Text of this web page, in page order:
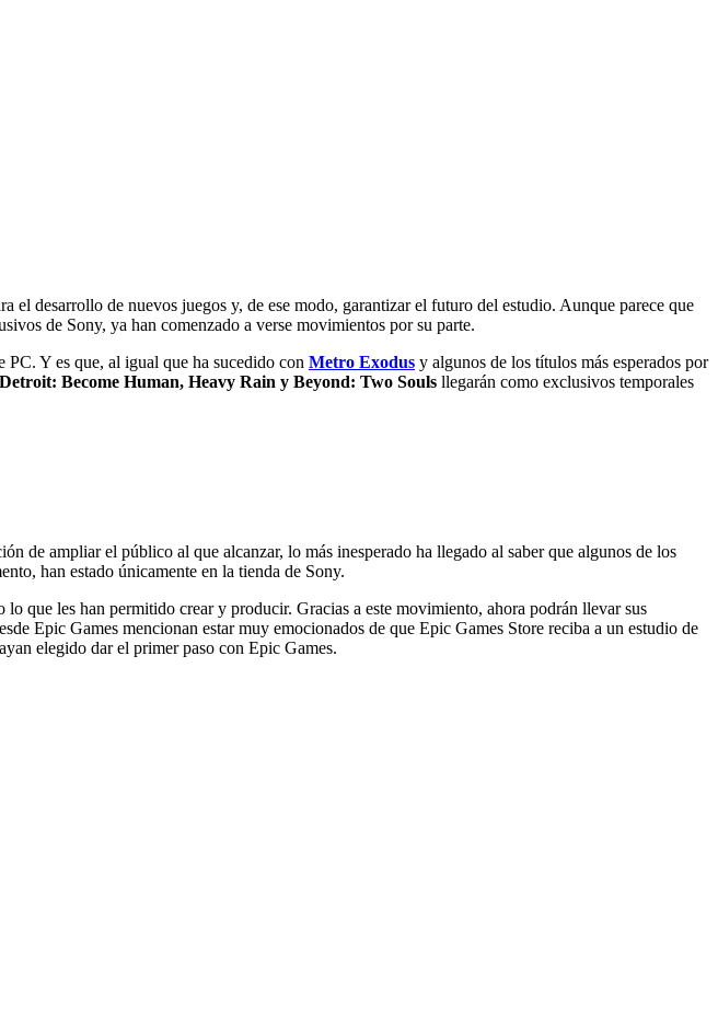
el desarrollo de nuevos juegos y, de ese modo, garantizar el futuro del estudio. Aunque parece que
de Sony, ya han comenzado a verse movimientos por su parte.
Y es que, al igual que ha sucedido con Metro Exodus y algunos de los títulos más esperados por
Detroit: Become Human, Heavy Rain y Beyond: Two Souls llegarán como exclusivos temporales
de ampliar el público al que alcanzar, lo más inesperado ha llegado al saber que algunos de los
han estado únicamente en la tienda de Sony.
lo que les han permitido crear y producir. Gracias a este movimiento, ahora podrán llevar sus
Epic Games mencionan estar muy emocionados de que Epic Games Store reciba a un estudio de
elegido dar el primer paso con Epic Games.